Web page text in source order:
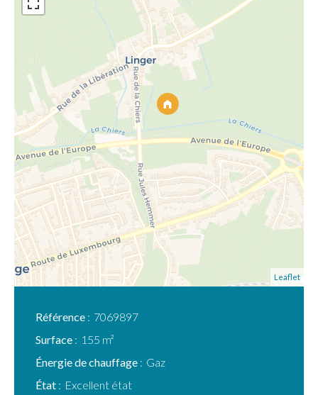
Leaflet
Référence
7069897
Surface
155 m²
Énergie de chauffage
Gaz
État
Excellent état